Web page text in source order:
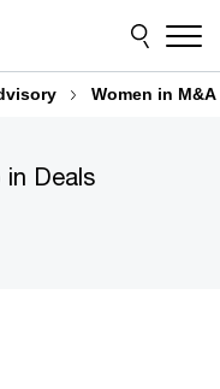
Women in M&A
in Deals